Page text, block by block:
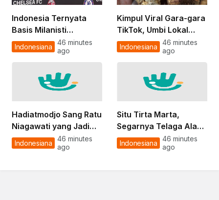
Indonesia Ternyata
Basis Milanisti
Terbesar Ketiga di
Dunia, AC Milan Janji
Tampil Habis-habisan
Indonesiana
46 minutes
ago
Kimpul Viral Gara-gara
TikTok, Umbi Lokal
dengan Segudang
Manfaat yang Hampir
Terlupakan
Indonesiana
46 minutes
ago
Hadiatmodjo Sang Ratu
Niagawati yang Jadi
Wajah Pasar Klewer
Solo pada 1971
Indonesiana
46 minutes
ago
Situ Tirta Marta,
Segarnya Telaga Alami
di Purbalingga untuk
Liburan Keluarga
Indonesiana
46 minutes
ago